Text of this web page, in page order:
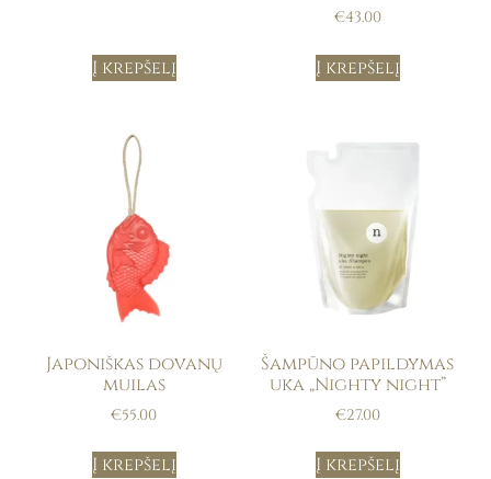
Į krepšelį
€43.00
Į krepšelį
Japoniškas dovanų
muilas
€55.00
Į krepšelį
Šampūno papildymas
uka „Nighty night”
€27.00
Į krepšelį